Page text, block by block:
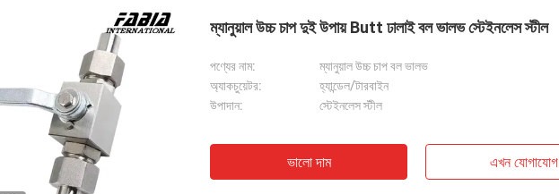
ম্যানুয়াল উচ্চ চাপ দুই উপায় Butt ঢালাই বল ভালভ স্টেইনলেস স্টীল
পণ্যের নাম:
ম্যানুয়াল উচ্চ চাপ বল ভালভ
অ্যাকচুয়েটর:
হ্যান্ডেল/টারবাইন
উপাদান:
স্টেইনলেস স্টীল
ভালো দাম এখন যোগাযোগ